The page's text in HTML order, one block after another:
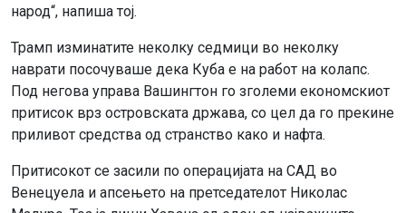
народ“, напиша тој.
Трамп изминатите неколку седмици во неколку
наврати посочуваше дека Куба е на работ на колапс.
Под негова управа Вашингтон го зголеми економскиот
притисок врз островската држава, со цел да го прекине
приливот средства од странство како и нафта.
Притисокот се засили по операцијата на САД во
Венецуела и апсењето на претседателот Николас